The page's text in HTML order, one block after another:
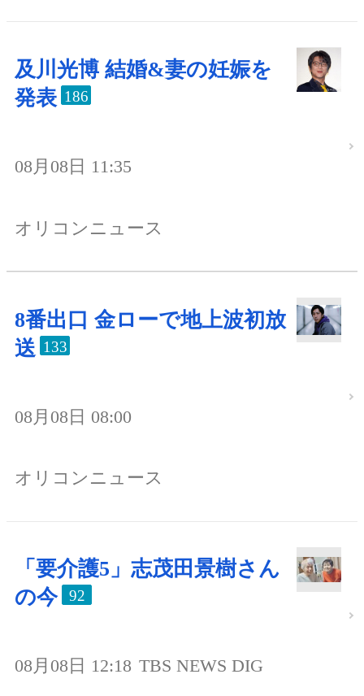
及川光博 結婚&妻の妊娠を
発表 186
08月08日 11:35
オリコンニュース
8番出口 金ローで地上波初放
送 133
08月08日 08:00
オリコンニュース
「要介護5」志茂田景樹さん
の今
92
08月08日 12:18 TBS NEWS DIG